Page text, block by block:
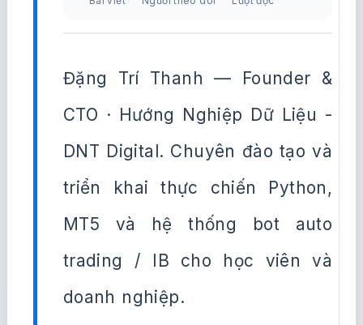
Đặng Trí Thanh — Founder &
CTO · Hướng Nghiệp Dữ Liệu -
DNT Digital. Chuyên đào tạo và
triển khai thực chiến Python,
MT5 và hệ thống bot auto
trading / IB cho học viên và
doanh nghiệp.